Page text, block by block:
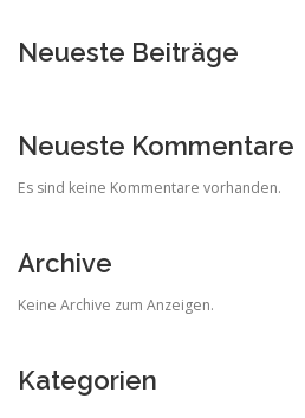
Neueste Beiträge
Neueste Kommentare
Es sind keine Kommentare vorhanden.
Archive
Keine Archive zum Anzeigen.
Kategorien